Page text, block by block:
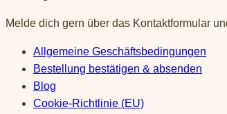
Melde dich gern über das Kontaktformular
Allgemeine Geschäftsbedingungen
Bestellung bestätigen & absenden
Blog
Cookie-Richtlinie (EU)